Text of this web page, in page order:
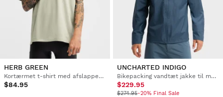
HERB GREEN
Kortærmet t-shirt med afslappet pasform til bikepacking til mænd
$84.95
UNCHARTED INDIGO
Bikepacking vandtæt jakke til mænd
$229.95
$274.95-20% Final Sale